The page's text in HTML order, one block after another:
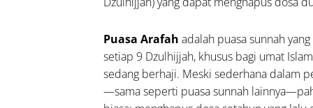
Puasa Arafah adalah puasa sunnah
setiap 9 Dzulhijjah, khusus bagi umat
sedang berhaji. Meski sederhana dalam
—sama seperti puasa sunnah